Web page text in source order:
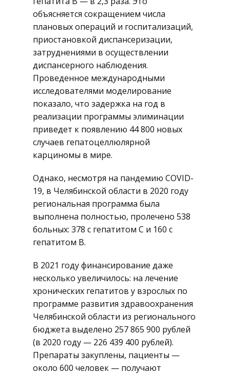
объясняется сокращением числа
плановых операций и госпитализаций,
приостановкой диспансеризации,
затруднениями в осуществлении
диспансерного наблюдения.
Проведенное международными
исследователями моделирование
показало, что задержка на год в
реализации программы элиминации
приведет к появлению 44 800 новых
случаев гепатоцеллюлярной
карциномы в мире.
Однако, несмотря на пандемию COVID-
19, в Челябинской области в 2020 году
региональная программа была
выполнена полностью, пролечено 538
больных: 378 с гепатитом C и 160 с
гепатитом B.
В 2021 году финансирование даже
несколько увеличилось: на лечение
хронических гепатитов у взрослых по
программе развития здравоохранения
Челябинской области из регионального
бюджета выделено 257 865 900 рублей
(в 2020 году — 226 439 400 рублей).
Препараты закуплены, пациенты —
около 600 человек — получают